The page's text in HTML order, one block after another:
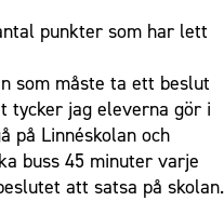
punkter som har lett
som måste ta ett beslut
tycker jag eleverna gör i
på Linnéskolan och
buss 45 minuter varje
att satsa på skolan.